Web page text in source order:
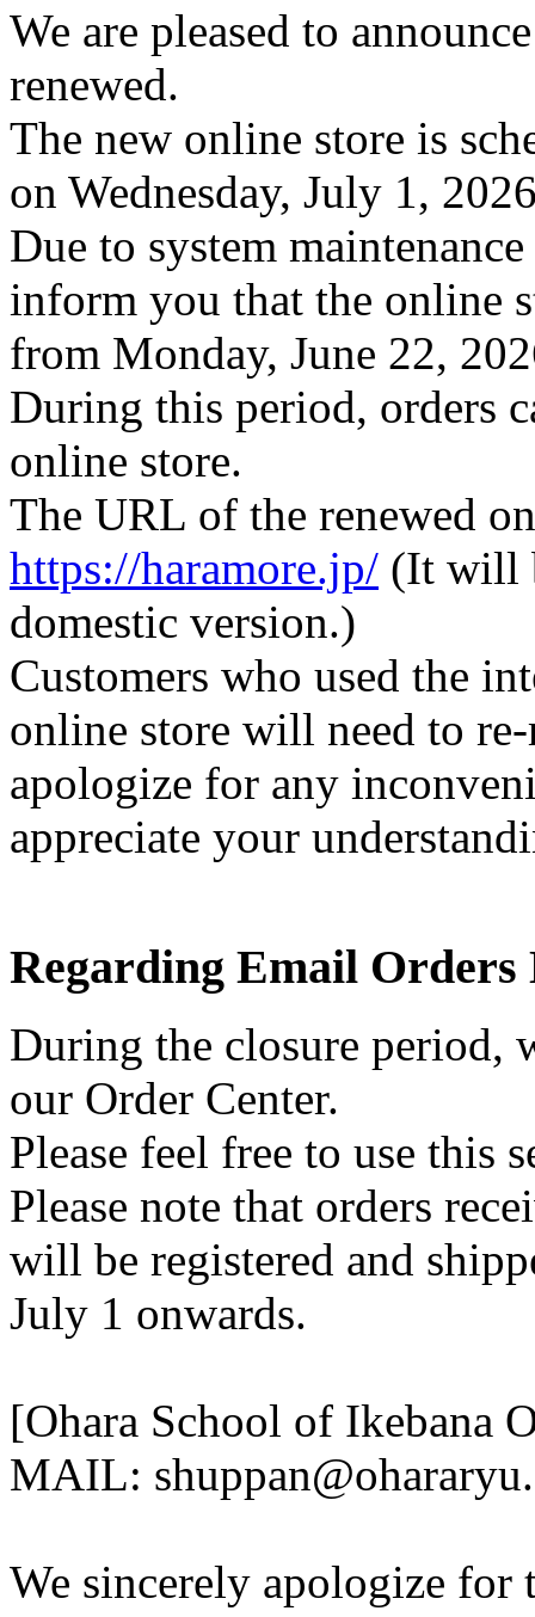
We are pleased to
renewed.
The new online store is
on Wednesday, July 1,
Due to system
inform you that the online
from Monday, June 22,
During this period, orders
online store.
The URL of the renewed
https://haramore.jp/ (It will
domestic version.)
Customers who used the
online store will need to
apologize for any
appreciate your
Regarding Email
During the closure period,
our Order Center.
Please feel free to use this
Please note that orders
will be registered and
July 1 onwards.
[Ohara School of Ikebana
MAIL:
We sincerely apologize for